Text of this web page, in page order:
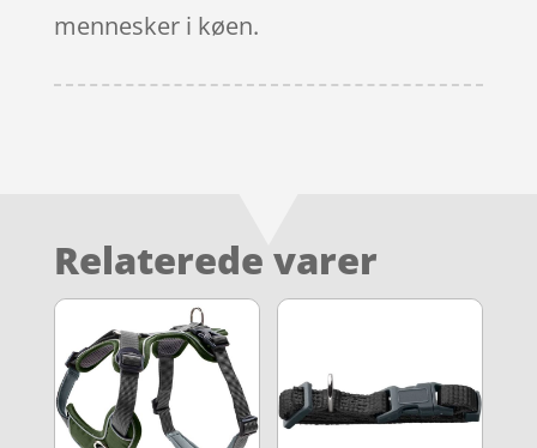
mennesker i køen.
Relaterede varer